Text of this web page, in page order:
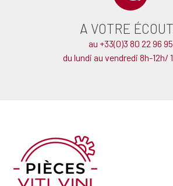
A VOTRE
au +33(0)3 80 22 96 95
du lundi au vendredi 8h-12h/